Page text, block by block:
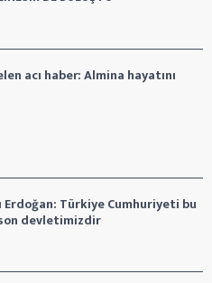
acı haber: Almina hayatını
Erdoğan: Türkiye Cumhuriyeti bu
devletimizdir